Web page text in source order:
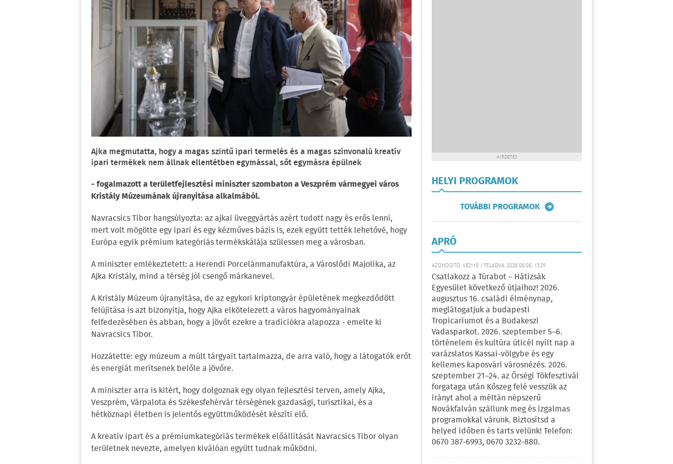
Ajka megmutatta, hogy a magas szintű ipari termelés és a magas színvonalú kreatív
ipari termékek nem állnak ellentétben egymással, sőt egymásra épülnek
- fogalmazott a területfejlesztési miniszter szombaton a Veszprém vármegyei város
Kristály Múzeumának újranyitása alkalmából.
Navracsics Tibor hangsúlyozta: az ajkai üveggyártás azért tudott nagy és erős lenni,
mert volt mögötte egy ipari és egy kézműves bázis is, ezek együtt tették lehetővé, hogy
Európa egyik prémium kategóriás termékskálája szülessen meg a városban.
A miniszter emlékeztetett: a Herendi Porcelánmanufaktúra, a Városlődi Majolika, az
Ajka Kristály, mind a térség jól csengő márkanevei.
A Kristály Múzeum újranyitása, de az egykori kriptongyár épületének megkezdődött
felújítása is azt bizonyítja, hogy Ajka elkötelezett a város hagyományainak
felfedezésében és abban, hogy a jövőt ezekre a tradíciókra alapozza - emelte ki
Navracsics Tibor.
Hozzátette: egy múzeum a múlt tárgyait tartalmazza, de arra való, hogy a látogatók erőt
és energiát merítsenek belőle a jövőre.
A miniszter arra is kitért, hogy dolgoznak egy olyan fejlesztési terven, amely Ajka,
Veszprém, Várpalota és Székesfehérvár térségének gazdasági, turisztikai, és a
hétköznapi életben is jelentős együttműködését készíti elő.
A kreatív ipart és a prémiumkategóriás termékek előállítását Navracsics Tibor olyan
területnek nevezte, amelyen kiválóan együtt tudnak működni.
HIRDETÉS
HELYI PROGRAMOK
TOVÁBBI PROGRAMOK
APRÓ
AZONOSÍTÓ: 452110 | FELADVA: 2026.08.06, 13:29
Csatlakozz a Túrabot – Hátizsák
Egyesület következő útjaihoz! 2026.
augusztus 16. családi élménynap,
meglátogatjuk a budapesti
Tropicariumot és a Budakeszi
Vadasparkot. 2026. szeptember 5–6.
történelem és kultúra úticél nyílt nap a
varázslatos Kassai-völgybe és egy
kellemes kaposvári városnézés. 2026.
szeptember 21–24. az Őrségi Tökfesztivál
forgataga után Kőszeg felé vesszük az
irányt ahol a méltán népszerű
Novákfalván szállunk meg és izgalmas
programokkal várunk. Biztosítsd a
helyed időben és tarts velünk! Telefon:
0670 387-6993, 0670 3232-880.